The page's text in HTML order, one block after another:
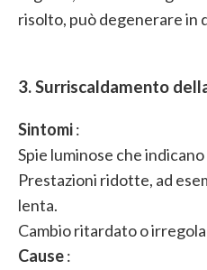
risolto, può degenerare in
3. Surriscaldamento
Sintomi:
Spie luminose che
Prestazioni ridotte, ad
lenta.
Cambio ritardato o
Cause: